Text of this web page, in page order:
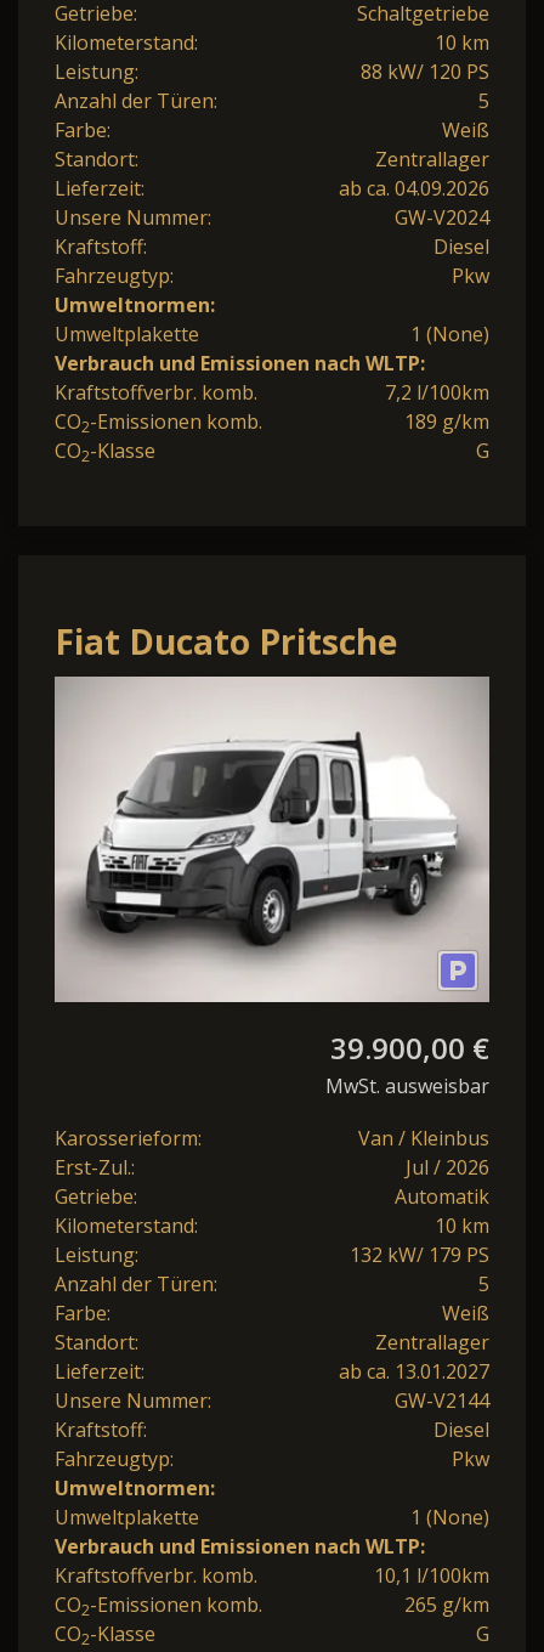
Getriebe:
Schaltgetriebe
Kilometerstand:
10 km
Leistung:
88 kW/ 120 PS
Anzahl der Türen:
5
Farbe:
Weiß
Standort:
Zentrallager
Lieferzeit:
ab ca. 04.09.2026
Unsere Nummer:
GW-V2024
Kraftstoff:
Diesel
Fahrzeugtyp:
Pkw
Umweltnormen:
Umweltplakette
1 (None)
Verbrauch und Emissionen nach WLTP:
Kraftstoffverbr. komb.
7,2 l/100km
CO2-Emissionen komb.
189 g/km
CO2-Klasse G
Fiat Ducato Pritsche
DoKa 35 AT L4 7S TechP
Temp Kam
39.900,00 €
MwSt. ausweisbar
Karosserieform:
Van / Kleinbus
Erst-Zul.:
Jul / 2026
Getriebe:
Automatik
Kilometerstand:
10 km
Leistung:
132 kW/ 179 PS
Anzahl der Türen:
5
Farbe:
Weiß
Standort:
Zentrallager
Lieferzeit:
ab ca. 13.01.2027
Unsere Nummer:
GW-V2144
Kraftstoff:
Diesel
Fahrzeugtyp:
Pkw
Umweltnormen:
Umweltplakette
1 (None)
Verbrauch und Emissionen nach WLTP:
Kraftstoffverbr. komb.
10,1 l/100km
CO2-Emissionen komb.
265 g/km
CO2-Klasse G